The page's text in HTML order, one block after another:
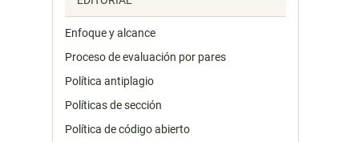
Enfoque y alcance
Proceso de evaluación por pares
Política antiplagio
Políticas de sección
Política de código abierto